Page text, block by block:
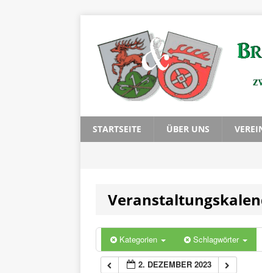
STARTSEITE ÜBER UNS
Kategorien Schlagwörter
2. DEZEMBER 2023
1:00
2:00
3:00
5:00
6:00